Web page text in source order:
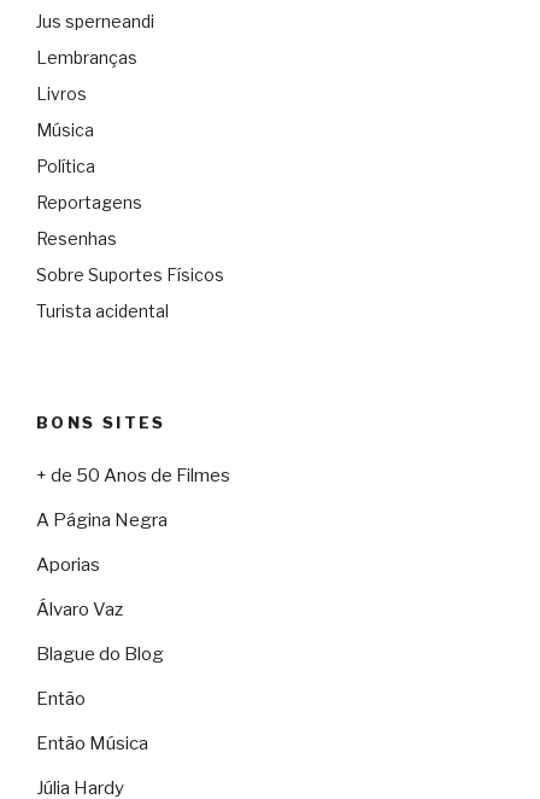
Jus sperneandi
Lembranças
Livros
Música
Política
Reportagens
Resenhas
Sobre Suportes Físicos
Turista acidental
BONS SITES
+ de 50 Anos de Filmes
A Página Negra
Aporias
Álvaro Vaz
Blague do Blog
Então
Então Música
Júlia Hardy